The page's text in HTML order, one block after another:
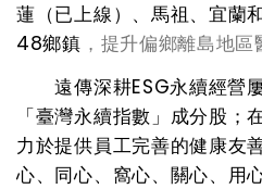
蓮（已上線）、馬祖、宜蘭
48鄉鎮 ，提升偏鄉離島地區
遠傳深耕ESG永續經營
「臺灣永續指數」成分股；
力於提供員工完善的健康友
心、同心、窩心、關心、用